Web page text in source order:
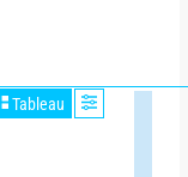
Tableau